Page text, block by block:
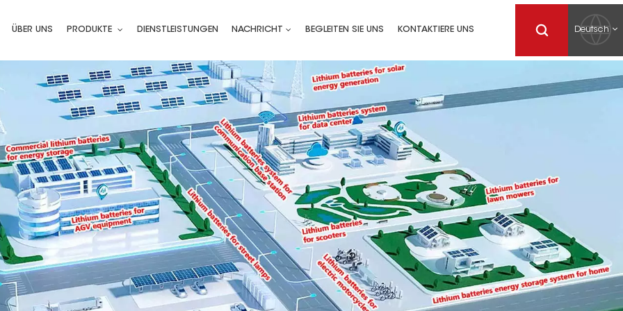
ÜBER UNS PRODUKTE DIENSTLEISTUNGEN NACHRICHT BEGLEITEN SIE UNS KONTAKTIERE UNS Deutsch